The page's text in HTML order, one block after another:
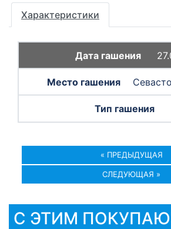
Характеристики
« ПРЕДЫДУЩАЯ
СЛЕДУЮЩАЯ »
С ЭТИМ